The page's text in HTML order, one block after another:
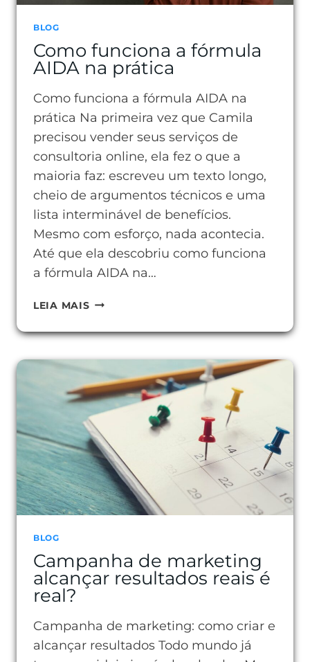
BLOG
Como funciona a fórmula
AIDA na prática
Como funciona a fórmula AIDA na
prática Na primeira vez que Camila
precisou vender seus serviços de
consultoria online, ela fez o que a
maioria faz: escreveu um texto longo,
cheio de argumentos técnicos e uma
lista interminável de benefícios.
Mesmo com esforço, nada acontecia.
Até que ela descobriu como funciona
a fórmula AIDA na…
LEIA MAISCOMO
FÓRMULA
AIDA
NA
PRÁTICA
BLOG
Campanha de marketing
alcançar resultados reais é
real?
Campanha de marketing: como criar e
alcançar resultados Todo mundo já